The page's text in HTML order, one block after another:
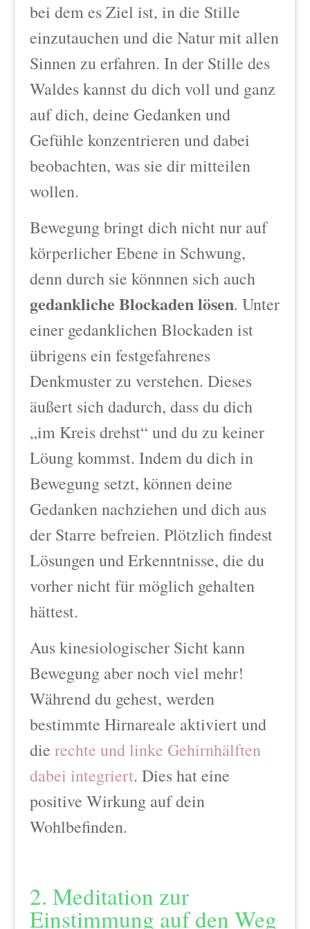
bei dem es Ziel ist, indie Stille
einzutauchen und die Natur mit allen
Sinnenzu erfahren. In der Stille des
Waldes kannst du dich voll und ganz
auf dich, deine Gedanken und
Gefühle konzentrieren und dabei
beobachten, was sie dir mitteilen
wollen.
Bewegung bringt dich nicht nur auf
körperlicher Ebene in Schwung,
denn durch sie könnnen sich auch
gedankliche Blockaden lösen. Unter
einer gedanklichen Blockaden ist
übrigens ein festgefahrenes
Denkmuster zu verstehen. Dieses
äußert sich dadurch, dass du dich
„im Kreis drehst“ und du zu keiner
Löung kommst. Indem du dich in
Bewegung setzt, können deine
Gedanken nachziehen und dich aus
der Starre befreien. Plötzlich findest
Lösungen und Erkenntnisse, die du
vorher nicht für möglich gehalten
hättest.
Aus kinesiologischer Sicht kann
Bewegung aber noch viel mehr!
Während du gehest, werden
bestimmte Hirnareale aktiviert und
die rechte und linke Gehirnhälften
dabei integriert. Dies hat eine
positive Wirkung auf dein
Wohlbefinden.
2. Meditation zur
Einstimmung auf den Weg